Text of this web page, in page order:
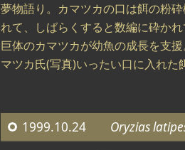
夢物語り。カマツカの口は餌の粉
れて、しばらくすると数編に砕か
巨体のカマツカが幼魚の成長を支
マツカ氏(写真)いったい口に入れた
1999.10.24 Oryzias